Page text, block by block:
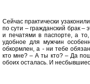
Сейчас практически
по сути – гражданский брак –
и печатями в паспорте, а
удобное для мужчин
обкормлен, а - ни тебе
кто мне? – А ты кто? – Да
обоих осталась. И